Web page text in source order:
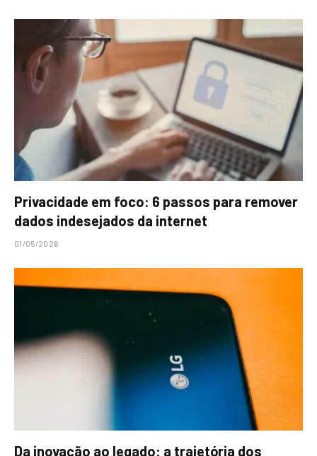
Privacidade em foco: 6 passos para remover
dados indesejados da internet
01/05/2026
Da inovação ao legado: a trajetória dos